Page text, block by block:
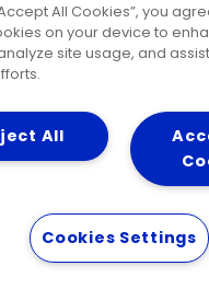
de Água e Esgoto
qualidade da água
All Cookies”, you
on your device to
site usage, and
All
Cookies Settings